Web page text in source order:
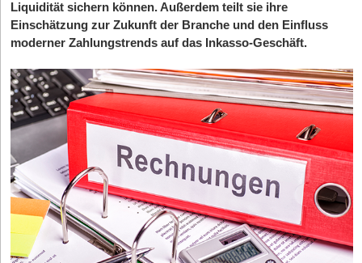
Liquidität sichern können. Außerdem teilt sie ihre
Einschätzung zur Zukunft der Branche und den Einfluss
moderner Zahlungstrends auf das Inkasso-Geschäft.